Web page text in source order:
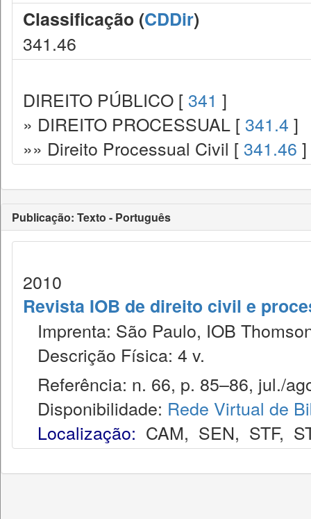
Classificação (CDDir)
341.46
DIREITO PÚBLICO [ 341 ]
» DIREITO PROCESSUAL [ 341.4 ]
»» Direito Processual Civil [ 341.46 ]
Publicação: Texto - Português
2010
Revista IOB de direito civil e
Imprenta: São Paulo, IOB
Descrição Física: 4 v.
Referência: n. 66, p. 85–86, jul./
Disponibilidade: Rede Virtual de
Localização: CAM, SEN, STF,